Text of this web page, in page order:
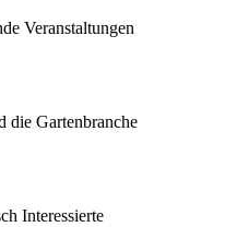
Veranstaltungen
die Gartenbranche
Interessierte